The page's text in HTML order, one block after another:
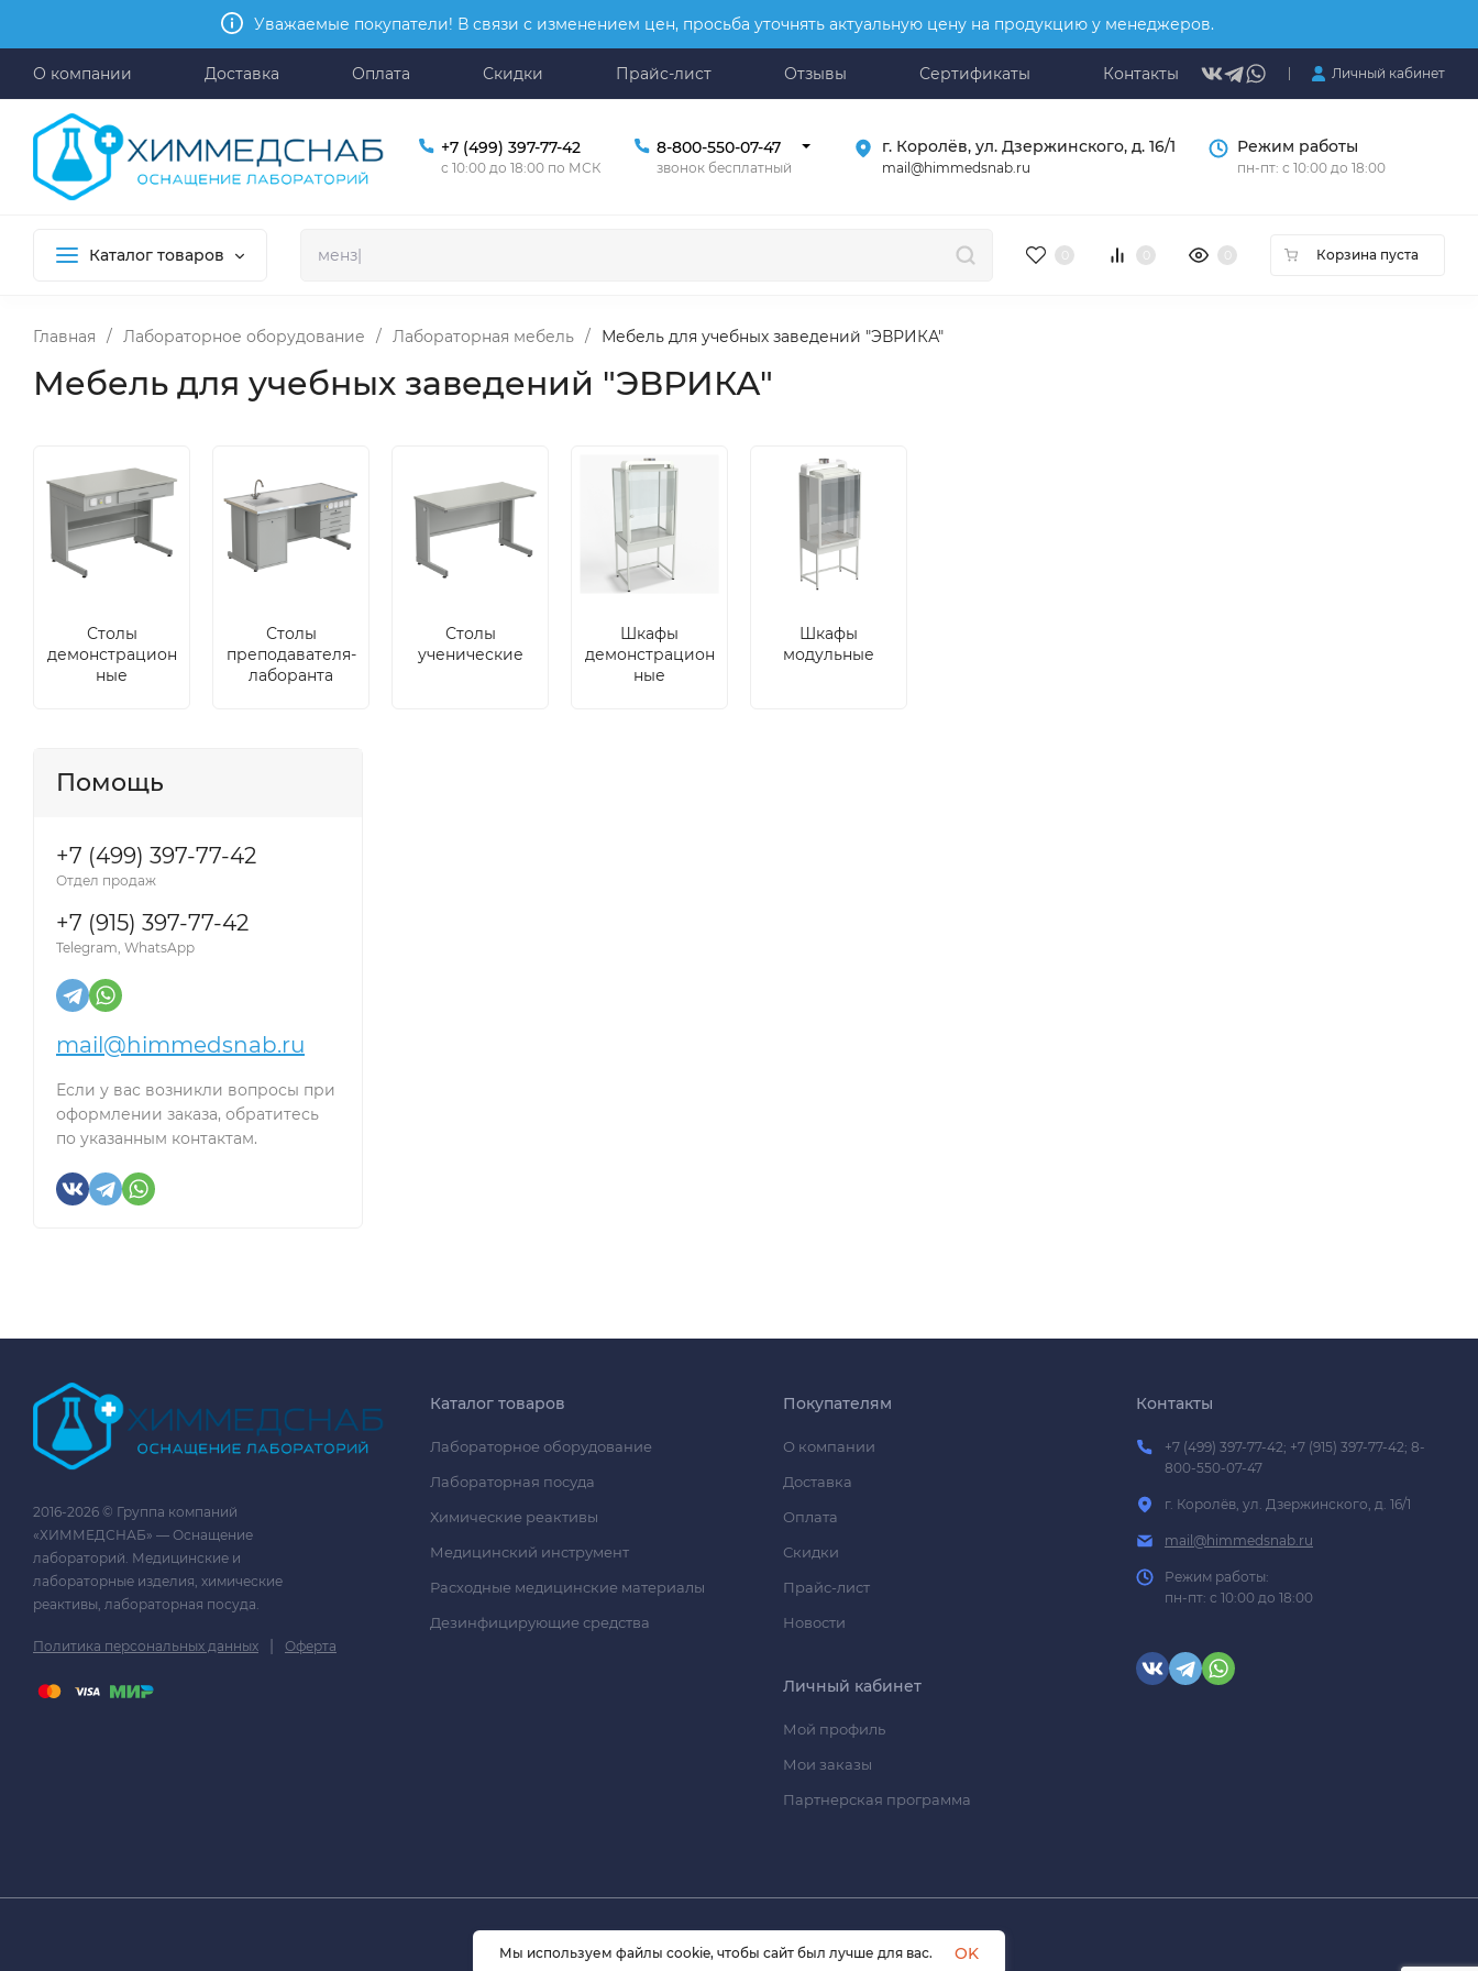
Уважаемые покупатели! В связи с изменением цен, просьба уточнять актуальную цену на продукцию у менеджеров.
О компании Доставка Оплата Скидки Прайс-лист Отзывы Сертификаты Контакты Личный кабинет
+7 (499) 397-77-42
с 10:00 до 18:00 по МСК
8-800-550-07-47
звонок бесплатный
г. Королёв, ул. Дзержинского, д. 16/1
mail@himmedsnab.ru
Режим работы
пн-пт: с 10:00 до 18:00
Каталог товаров Корзина пуста
Главная / Лабораторное оборудование / Лабораторная мебель / Мебель для учебных заведений "ЭВРИКА"
Мебель для учебных заведений "ЭВРИКА"
Столы
демонстрацион
ные
Столы
преподавателя-
лаборанта
Столы
ученические
Шкафы
демонстрацион
ные
Шкафы
модульные
Помощь
+7 (499) 397-77-42
Отдел продаж
+7 (915) 397-77-42
Telegram, WhatsApp
mail@himmedsnab.ru
Если у вас возникли вопросы при
оформлении заказа, обратитесь
по указанным контактам.
2016-2026 © Группа компаний
«ХИММЕДСНАБ» — Оснащение
лабораторий. Медицинские и
лабораторные изделия, химические
реактивы, лабораторная посуда.
Политика персональных данных | Оферта
Каталог товаров
Лабораторное оборудование
Лабораторная посуда
Химические реактивы
Медицинский инструмент
Расходные медицинские материалы
Дезинфицирующие средства
Покупателям
О компании
Доставка
Оплата
Скидки
Прайс-лист
Новости
Личный кабинет
Мой профиль
Мои заказы
Партнерская программа
Контакты
+7 (499) 397-77-42; +7 (915) 397-77-42; 8-
800-550-07-47
г. Королёв, ул. Дзержинского, д. 16/1
mail@himmedsnab.ru
Режим работы:
пн-пт: с 10:00 до 18:00
Мы используем файлы cookie, чтобы сайт был лучше для вас.
OK